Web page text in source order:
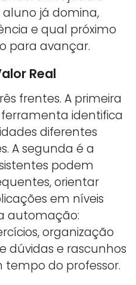
já domina,
e qual próximo
para avançar.
Real
frentes. A primeira
identifica
diferentes
A segunda é a
podem
orientar
em níveis
automação:
organização
dúvidas e rascunhos
do professor.